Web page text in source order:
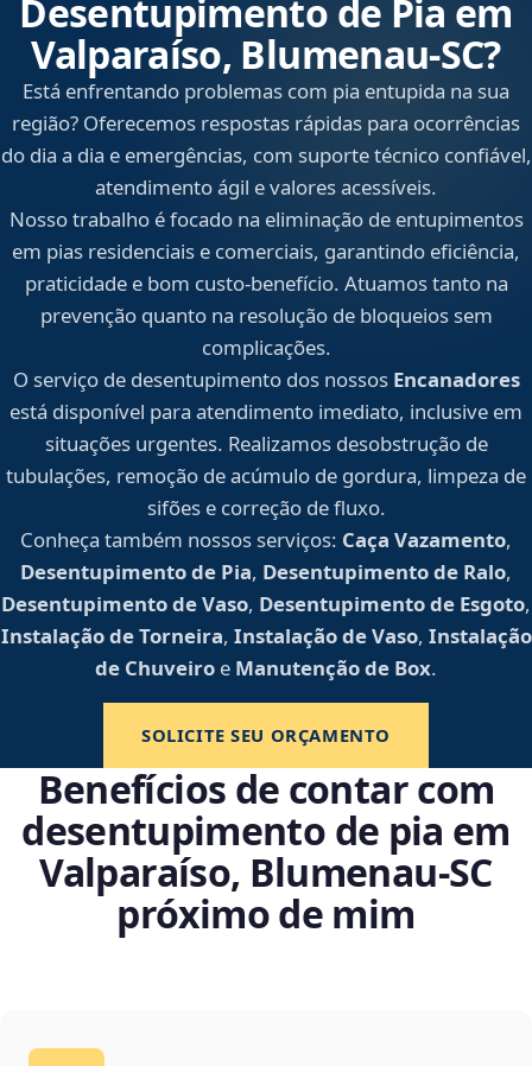
Desentupimento de Pia em
Valparaíso, Blumenau‑SC?
Está enfrentando problemas com pia entupida na sua
região? Oferecemos respostas rápidas para ocorrências
do dia a dia e emergências, com suporte técnico confiável,
atendimento ágil e valores acessíveis.
Nosso trabalho é focado na eliminação de entupimentos
em pias residenciais e comerciais, garantindo eficiência,
praticidade e bom custo-benefício. Atuamos tanto na
prevenção quanto na resolução de bloqueios sem
complicações.
O serviço de desentupimento dos nossos Encanadores
está disponível para atendimento imediato, inclusive em
situações urgentes. Realizamos desobstrução de
tubulações, remoção de acúmulo de gordura, limpeza de
sifões e correção de fluxo.
Conheça também nossos serviços: Caça Vazamento,
Desentupimento de Pia, Desentupimento de Ralo,
Desentupimento de Vaso, Desentupimento de Esgoto,
Instalação de Torneira, Instalação de Vaso, Instalação
de Chuveiro e Manutenção de Box.
SOLICITE SEU ORÇAMENTO
Benefícios de contar com
desentupimento de pia em
Valparaíso, Blumenau‑SC
próximo de mim